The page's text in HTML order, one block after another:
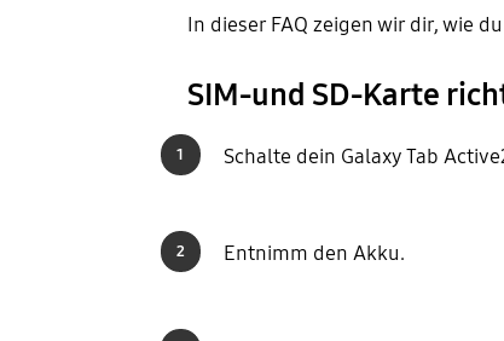
In dieser FAQ zeigen wir dir, wie
SIM-und SD-Karte
1 Schalte dein Galaxy Tab
2 Entnimm den Akku.